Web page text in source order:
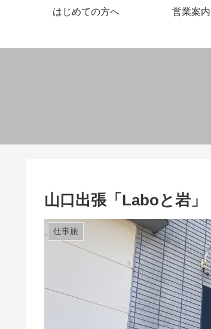
はじめての方へ 営業案内
山口出張「Laboと岩」
仕事旅